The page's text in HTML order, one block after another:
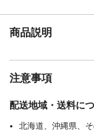
注意事項
商品説明
注意事項
配送地域・送料に
北海道、沖縄県、